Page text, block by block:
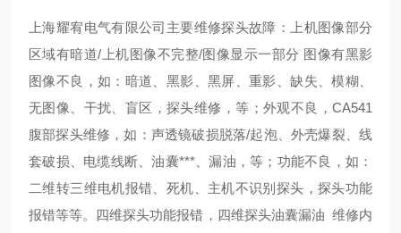
上海耀宥电气有限公司主要维修探头故障：上机图像部分
区域有暗道/上机图像不完整/图像显示一部分 图像有黑影
图像不良，如：暗道、黑影、黑屏、重影、缺失、模糊、
无图像、干扰、盲区，探头维修，等；外观不良，CA541
腹部探头维修，如：声透镜破损脱落/起泡、外壳爆裂、线
套破损、电缆线断、油囊***、漏油，等；功能不良，如：
二维转三维电机报错、死机、主机不识别探头，探头功能
报错等等。四维探头功能报错，四维探头油囊漏油 维修内